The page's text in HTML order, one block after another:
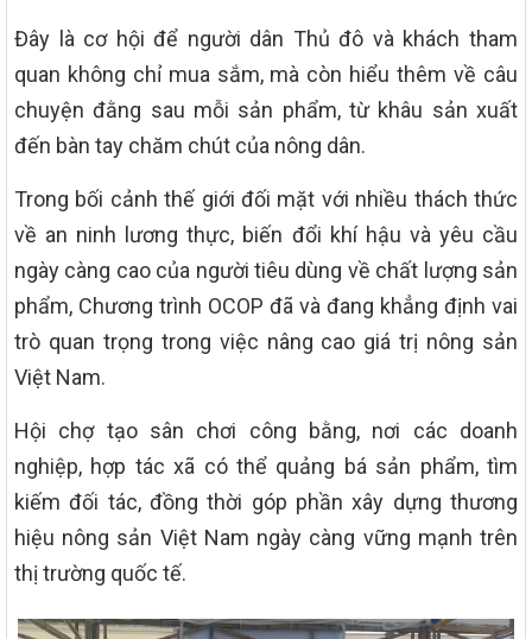
Đây là cơ hội để người dân Thủ đô và khách tham
quan không chỉ mua sắm, mà còn hiểu thêm về câu
chuyện đằng sau mỗi sản phẩm, từ khâu sản xuất
đến bàn tay chăm chút của nông dân.
Trong bối cảnh thế giới đối mặt với nhiều thách thức
về an ninh lương thực, biến đổi khí hậu và yêu cầu
ngày càng cao của người tiêu dùng về chất lượng sản
phẩm, Chương trình OCOP đã và đang khẳng định vai
trò quan trọng trong việc nâng cao giá trị nông sản
Việt Nam.
Hội chợ tạo sân chơi công bằng, nơi các doanh
nghiệp, hợp tác xã có thể quảng bá sản phẩm, tìm
kiếm đối tác, đồng thời góp phần xây dựng thương
hiệu nông sản Việt Nam ngày càng vững mạnh trên
thị trường quốc tế.